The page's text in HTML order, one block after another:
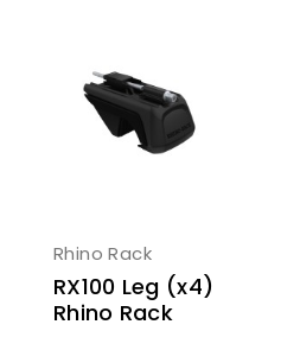
Rhino Rack
RX100 Leg (x4)
Rhino Rack